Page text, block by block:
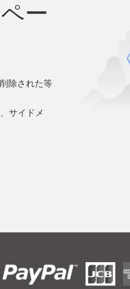
ー
除された等
サイドメ